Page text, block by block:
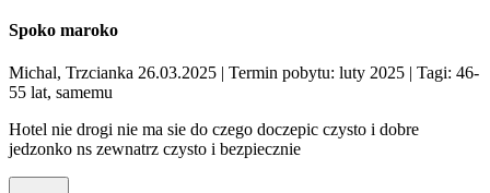
Spoko maroko
Michal, Trzcianka 26.03.2025 | Termin pobytu: luty 2025 | Tagi: 46-
55 lat, samemu
Hotel nie drogi nie ma sie do czego doczepic czysto i dobre
jedzonko ns zewnatrz czysto i bezpiecznie